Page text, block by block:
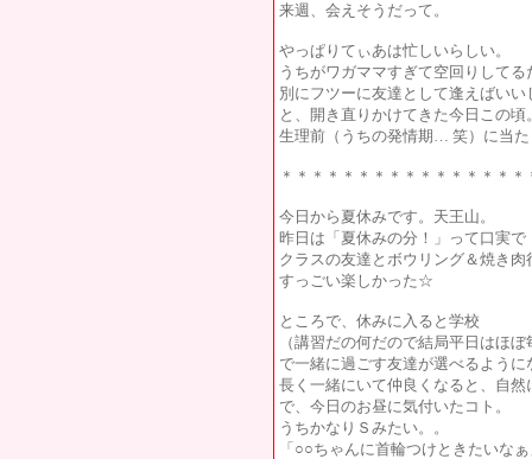
来週、会えそうだって。
やっぱりてぃあは忙しいらしい。
うちがワガママすぎて空回りして
別にフツーに友達として逢えばいい
と、開き直りかけてきた今日この頃
生理前（うちの発情期… 笑）に当
＊＊＊＊＊＊＊＊＊＊＊＊＊＊＊
今日から夏休みです。天王山。
昨日は「夏休みの分！」って口実で
クラスの友達とボウリング＆焼き肉
すっごい楽しかった☆
ところで、休みに入ると学校
（講習だの何だので結局平日はほ
で一緒に過ごす友達が選べるよう
長く一緒にいて仲良くなると、自
で、今日のお昼に気付いたコト。
うちかなりＳみたい。。
「○○ちゃんに首輪つけときたいな